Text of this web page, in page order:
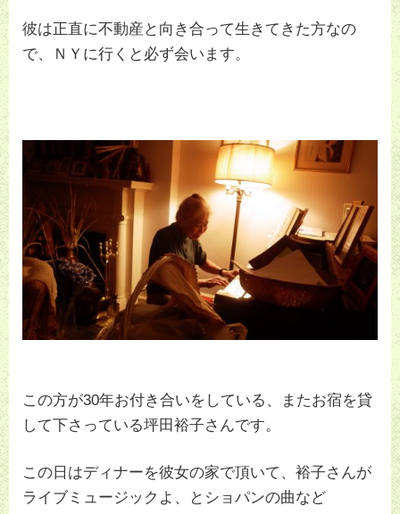
彼は正直に不動産と向き合って生きてきた方なの
で、ＮＹに行くと必ず会います。
この方が30年お付き合いをしている、またお宿を貸
して下さっている坪田裕子さんです。
この日はディナーを彼女の家で頂いて、裕子さんが
ライブミュージックよ、とショパンの曲など